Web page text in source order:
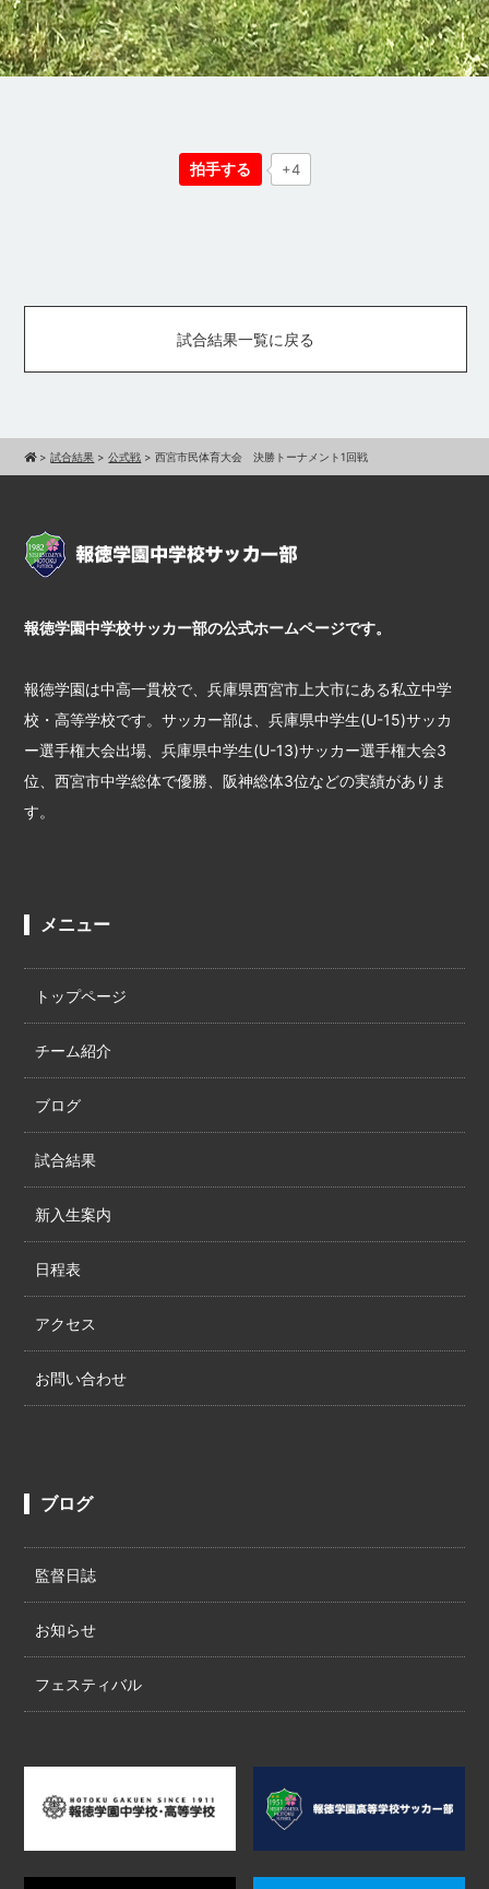
拍手する +4
試合結果一覧に戻る
>試合結果 >公式戦 >西宮市民体育大会 決勝トーナメント1回戦
報徳学園中学校サッカー部の公式ホームページです。
報徳学園は中高一貫校で、兵庫県西宮市上大市にある私立中学
校・高等学校です。サッカー部は、兵庫県中学生(U-15)サッカ
ー選手権大会出場、兵庫県中学生(U-13)サッカー選手権大会3
位、西宮市中学総体で優勝、阪神総体3位などの実績がありま
す。
メニュー
トップページ
チーム紹介
ブログ
試合結果
新入生案内
日程表
アクセス
お問い合わせ
ブログ
監督日誌
お知らせ
フェスティバル